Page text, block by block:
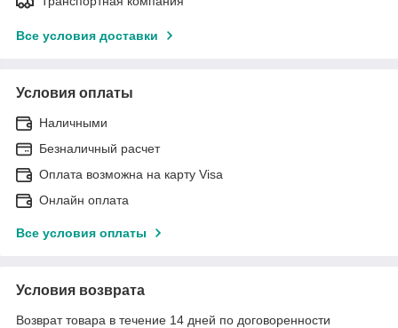
Все условия доставки
Условия оплаты
Наличными
Безналичный расчет
Оплата возможна на карту Visa
Онлайн оплата
Все условия оплаты
Условия возврата
Возврат товара в течение 14 дней по договоренности